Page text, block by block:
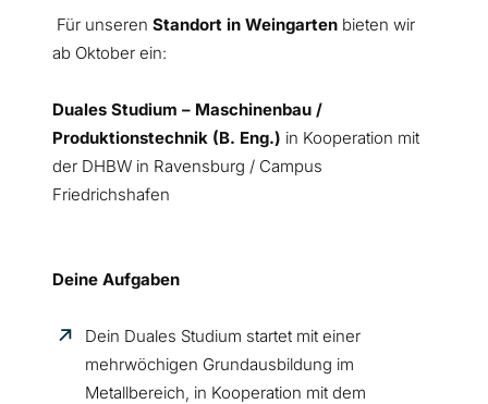
Für unseren Standort in Weingarten bieten wir
ab Oktober ein:
Duales Studium – Maschinenbau /
Produktionstechnik (B. Eng.) in Kooperation mit
der DHBW in Ravensburg / Campus
Friedrichshafen
Deine Aufgaben
Dein Duales Studium startet mit einer
mehrwöchigen Grundausbildung im
Metallbereich, in Kooperation mit dem